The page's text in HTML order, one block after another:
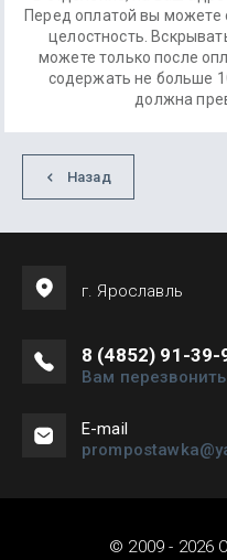
Перед оплатой вы можете
целостность.
можете только после
содержать не больше
должна
Назад
г. Ярославль
8 (4852) 91-39-
Вам
Е-mail
© 2009 - 2026